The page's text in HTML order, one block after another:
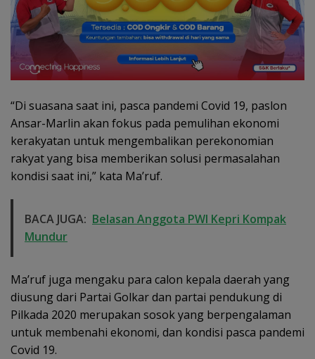
“Di suasana saat ini, pasca pandemi Covid 19, paslon
Ansar-Marlin akan fokus pada pemulihan ekonomi
kerakyatan untuk mengembalikan perekonomian
rakyat yang bisa memberikan solusi permasalahan
kondisi saat ini,” kata Ma’ruf.
BACA JUGA: Belasan Anggota PWI Kepri Kompak
Mundur
Ma’ruf juga mengaku para calon kepala daerah yang
diusung dari Partai Golkar dan partai pendukung di
Pilkada 2020 merupakan sosok yang berpengalaman
untuk membenahi ekonomi, dan kondisi pasca pandemi
Covid 19.